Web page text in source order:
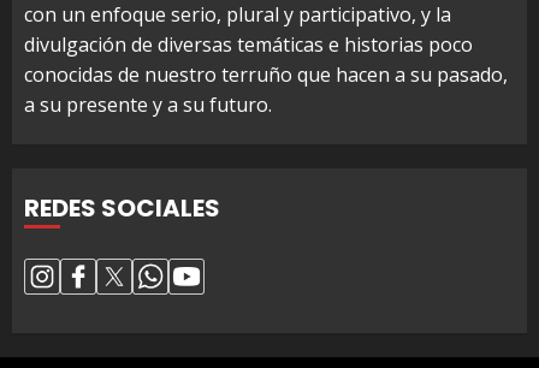
con un enfoque serio, plural y participativo, y la
divulgación de diversas temáticas e historias poco
conocidas de nuestro terruño que hacen a su pasado,
a su presente y a su futuro.
REDES SOCIALES